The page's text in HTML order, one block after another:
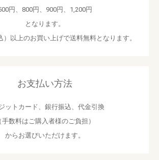
円、800円、900円、1,200円
となります。
）以上のお買い上げで送料無料となります。
お支払い方法
ットカード、銀行振込、代金引換
手数料はご購入者様のご負担）
からお選びいただけます。